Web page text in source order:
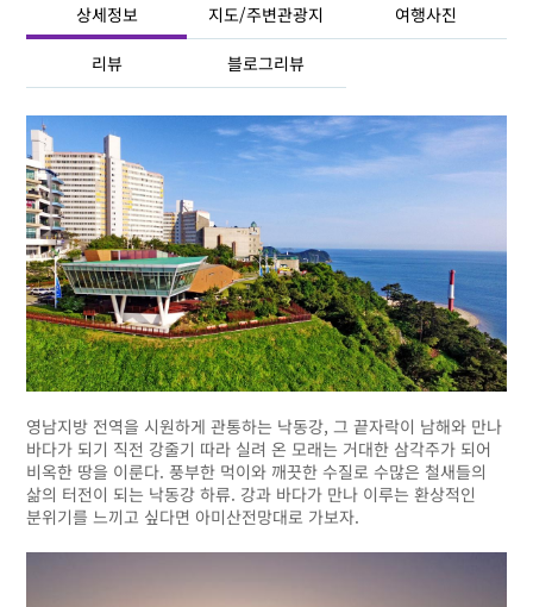
상세정보 지도/주변관광지 여행사진
리뷰 블로그리뷰
영남지방 전역을 시원하게 관통하는 낙동강, 그 끝자락이 남해와 만나
바다가 되기 직전 강줄기 따라 실려 온 모래는 거대한 삼각주가 되어
비옥한 땅을 이룬다. 풍부한 먹이와 깨끗한 수질로 수많은 철새들의
삶의 터전이 되는 낙동강 하류. 강과 바다가 만나 이루는 환상적인
분위기를 느끼고 싶다면 아미산전망대로 가보자.